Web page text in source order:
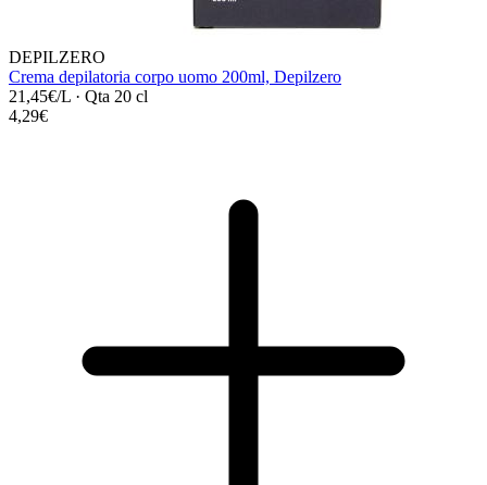
DEPILZERO
Crema depilatoria corpo uomo 200ml, Depilzero
21,45€/L · Qta 20 cl
4,29€